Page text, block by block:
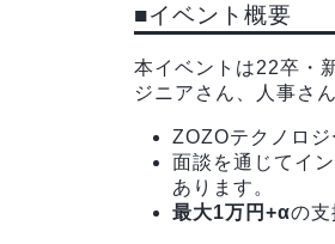
■イベント概要
本イベントは22卒・
ジニアさん、人事さ
ZOZOテクノロジ
面談を通じてイ
あります。
最大1万円+αの支